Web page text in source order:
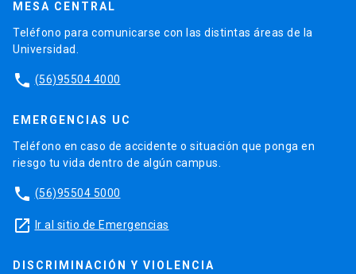
MESA CENTRAL
Teléfono para comunicarse con las distintas áreas de la
Universidad.
phone (56)95504 4000
EMERGENCIAS UC
Teléfono en caso de accidente o situación que ponga en
riesgo tu vida dentro de algún campus.
phone (56)95504 5000
launch Ir al sitio de Emergencias
DISCRIMINACIÓN Y VIOLENCIA